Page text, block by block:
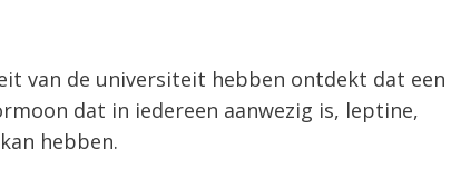
van de universiteit hebben ontdekt dat een
dat in iedereen aanwezig is, leptine,
hebben.